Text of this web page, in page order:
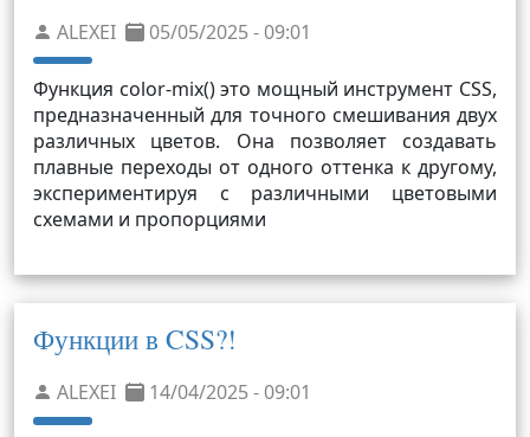
ALEXEI 05/05/2025 - 09:01
Функция color-mix() это мощный инструмент CSS,
предназначенный для точного смешивания двух
различных цветов. Она позволяет создавать
плавные переходы от одного оттенка к другому,
экспериментируя с различными цветовыми
схемами и пропорциями
Функции в CSS?!
ALEXEI 14/04/2025 - 09:01